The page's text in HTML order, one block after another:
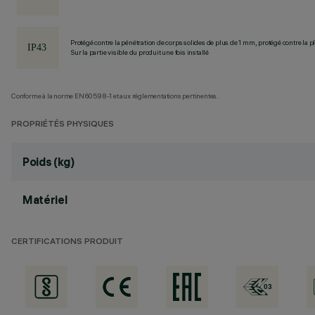
Protégé contre la pénétration de corps solides de plus de 1 mm, protégé contre la
Sur la partie visible du produit une fois installé
Conforme à la norme EN60598-1 et aux réglementations pertinentes.
PROPRIÉTÉS PHYSIQUES
Poids (kg)
Matériel
CERTIFICATIONS PRODUIT